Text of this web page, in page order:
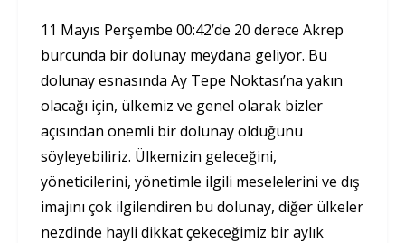
11 Mayıs Perşembe 00:42’de 20 derece Akrep
burcunda bir dolunay meydana geliyor. Bu
dolunay esnasında Ay Tepe Noktası’na yakın
olacağı için, ülkemiz ve genel olarak bizler
açısından önemli bir dolunay olduğunu
söyleyebiliriz. Ülkemizin geleceğini,
yöneticilerini, yönetimle ilgili meselelerini ve dış
imajını çok ilgilendiren bu dolunay, diğer ülkeler
nezdinde hayli dikkat çekeceğimiz bir aylık